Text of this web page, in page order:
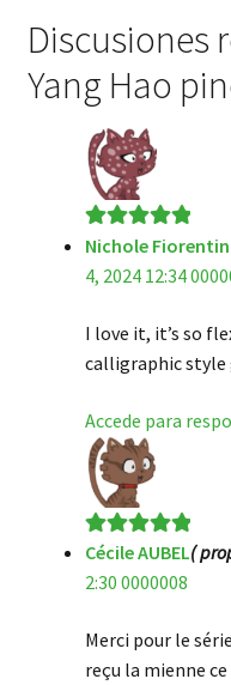
Discusiones
Yang Hao
Valorado en5
de 5
Nichole
4, 2024 12:34
I love it, it’s so
calligraphic style
Accede para
Valorado en5
de 5
Cécile AUBEL(
2:30 0000008
Merci pour le
reçu la mienne